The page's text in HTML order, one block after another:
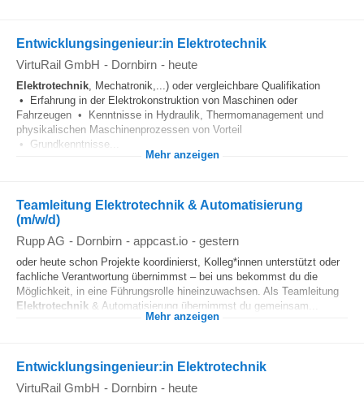
Entwicklungsingenieur:in Elektrotechnik
VirtuRail GmbH - Dornbirn - heute
Elektrotechnik, Mechatronik,...) oder vergleichbare Qualifikation
• Erfahrung in der Elektrokonstruktion von Maschinen oder
Fahrzeugen • Kenntnisse in Hydraulik, Thermomanagement und
physikalischen Maschinenprozessen von Vorteil
• Grundkenntnisse...
Mehr anzeigen
Teamleitung Elektrotechnik & Automatisierung
(m/w/d)
Rupp AG - Dornbirn - appcast.io - gestern
oder heute schon Projekte koordinierst, Kolleg*innen unterstützt oder
fachliche Verantwortung übernimmst – bei uns bekommst du die
Möglichkeit, in eine Führungsrolle hineinzuwachsen. Als Teamleitung
Elektrotechnik & Automatisierung übernimmst du gemeinsam...
Mehr anzeigen
Entwicklungsingenieur:in Elektrotechnik
VirtuRail GmbH - Dornbirn - heute